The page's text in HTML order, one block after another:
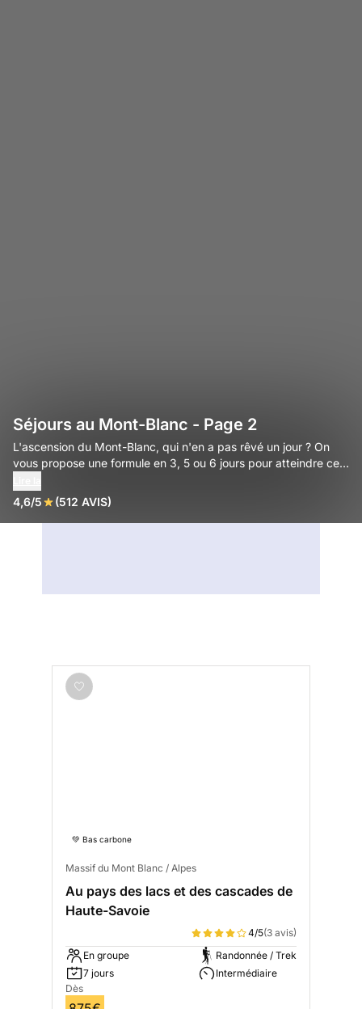
Séjours au Mont-Blanc - Page 2
L'ascension du Mont-Blanc, qui n'en a pas rêvé un jour ? On
vous propose une formule en 3, 5 ou 6 jours pour atteindre ce
4,6/5 (512 AVIS)
💚 Bas carbone
Massif du Mont Blanc / Alpes
Au pays des lacs et des cascades de
Haute-Savoie
4/5(3 avis)
En groupe
7 jours
Randonnée / Trek
Intermédiaire
Dès